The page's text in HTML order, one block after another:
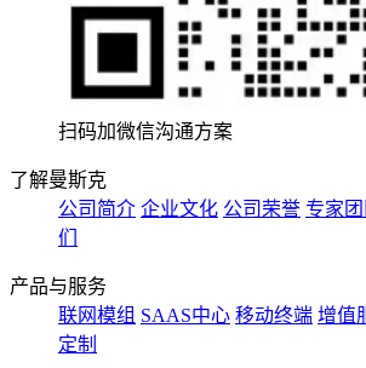
扫码加微信沟通方案
了解曼斯克
公司简介 企业文化 公司荣誉 专家团
们
产品与服务
联网模组 SAAS中心 移动终端 增值
定制